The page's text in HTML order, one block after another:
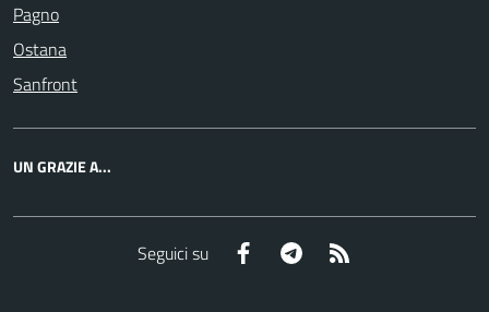
Pagno
Ostana
Sanfront
UN GRAZIE A...
Seguici su Facebook Telegram